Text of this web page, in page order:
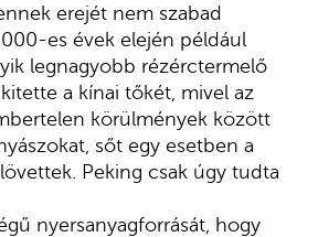
erejét nem szabad
es évek elején például
legnagyobb rézérctermelő
a kínai tőkét, mivel az
körülmények között
sőt egy esetben a
Peking csak úgy tudta
nyersanyagforrását, hogy